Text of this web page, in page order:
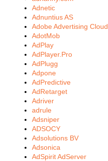
Adnetic
Adnuntius AS
Adobe Advertising Cloud
AdotMob
AdPlay
AdPlayer.Pro
AdPlugg
Adpone
AdPredictive
AdRetarget
Adriver
adrule
Adsniper
ADSOCY
Adsolutions BV
Adsonica
AdSpirit AdServer